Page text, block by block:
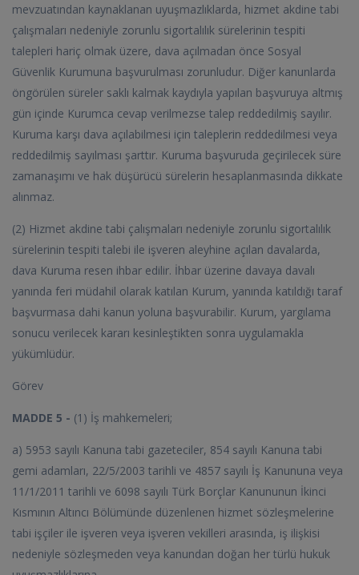
mevzuatından kaynaklanan uyuşmazlıklarda, hizmet akdine tabi
çalışmaları nedeniyle zorunlu sigortalılık sürelerinin tespiti
talepleri hariç olmak üzere, dava açılmadan önce Sosyal
Güvenlik Kurumuna başvurulması zorunludur. Diğer kanunlarda
öngörülen süreler saklı kalmak kaydıyla yapılan başvuruya altmış
gün içinde Kurumca cevap verilmezse talep reddedilmiş sayılır.
Kuruma karşı dava açılabilmesi için taleplerin reddedilmesi veya
reddedilmiş sayılması şarttır. Kuruma başvuruda geçirilecek süre
zamanaşımı ve hak düşürücü sürelerin hesaplanmasında dikkate
alınmaz.
(2) Hizmet akdine tabi çalışmaları nedeniyle zorunlu sigortalılık
sürelerinin tespiti talebi ile işveren aleyhine açılan davalarda,
dava Kuruma resen ihbar edilir. İhbar üzerine davaya davalı
yanında feri müdahil olarak katılan Kurum, yanında katıldığı taraf
başvurmasa dahi kanun yoluna başvurabilir. Kurum, yargılama
sonucu verilecek kararı kesinleştikten sonra uygulamakla
yükümlüdür.
Görev
MADDE 5 - (1) İş mahkemeleri;
a) 5953 sayılı Kanuna tabi gazeteciler, 854 sayılı Kanuna tabi
gemi adamları, 22/5/2003 tarihli ve 4857 sayılı İş Kanununa veya
11/1/2011 tarihli ve 6098 sayılı Türk Borçlar Kanununun İkinci
Kısmının Altıncı Bölümünde düzenlenen hizmet sözleşmelerine
tabi işçiler ile işveren veya işveren vekilleri arasında, iş ilişkisi
nedeniyle sözleşmeden veya kanundan doğan her türlü hukuk